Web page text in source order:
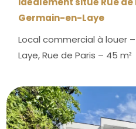
Germain-en-Laye
Local commercial à louer
Laye, Rue de Paris – 45 m²